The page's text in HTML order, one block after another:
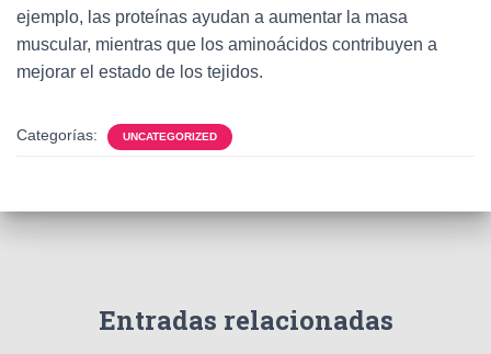
ejemplo, las proteínas ayudan a aumentar la masa
muscular, mientras que los aminoácidos contribuyen a
mejorar el estado de los tejidos.
Categorías: UNCATEGORIZED
Entradas relacionadas